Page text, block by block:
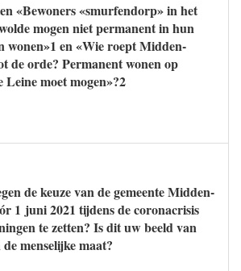
«Bewoners «smurfendorp» in het
mogen niet permanent in hun
wonen»1 en «Wie roept Midden-
de orde? Permanent wonen op
moet mogen»?2
de keuze van de gemeente Midden-
1 juni 2021 tijdens de coronacrisis
te zetten? Is dit uw beeld van
menselijke maat?